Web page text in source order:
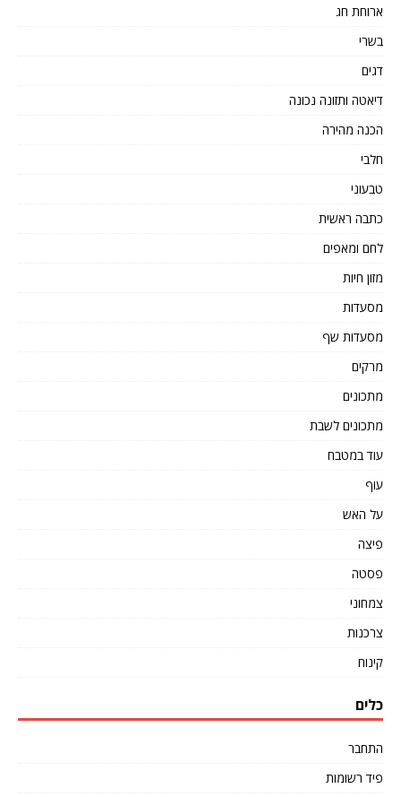
ארוחת חג
בשרי
דגים
דיאטה ותזונה נכונה
הכנה מהירה
חלבי
טבעוני
כתבה ראשית
לחם ומאפים
מזון חיות
מסעדות
מסעדות שף
מרקים
מתכונים
מתכונים לשבת
עוד במטבח
עוף
על האש
פיצה
פסטה
צמחוני
צרכנות
קינוח
כלים
התחבר
פיד רשומות